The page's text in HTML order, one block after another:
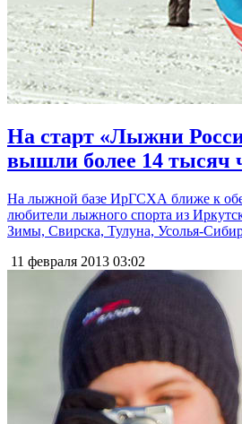
На старт «Лыжни
вышли более 14 тысяч
На лыжной базе ИрГСХА ближе к
любители лыжного спорта из
Зимы, Свирска, Тулуна, Усолья-
11 февраля 2013 03:02